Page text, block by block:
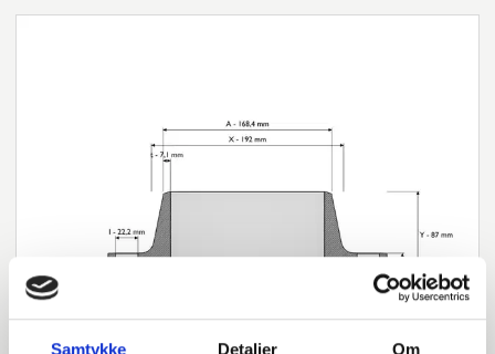
Samtykke Detaljer Om